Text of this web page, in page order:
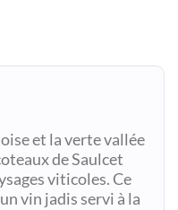
et la verte vallée
de Saulcet
viticoles. Ce
vin jadis servi à la